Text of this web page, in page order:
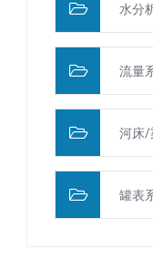
水分
流量
河床/
罐表